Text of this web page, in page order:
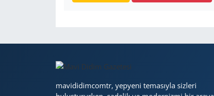
mavididimcomtr, yepyeni temasıyla sizleri